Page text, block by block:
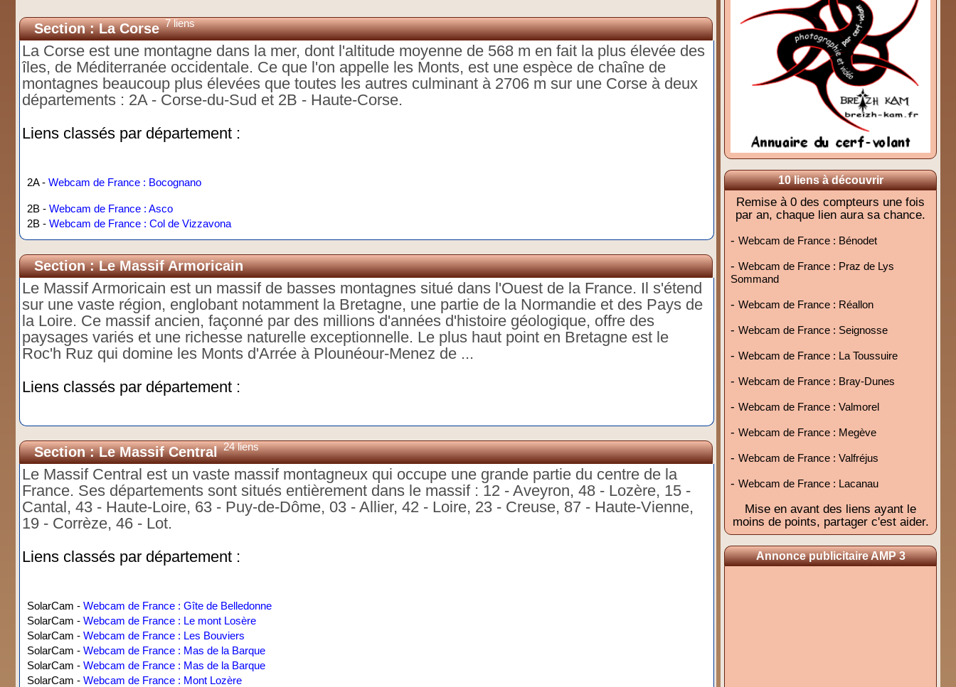
Section : La Corse 7 liens
La Corse est une montagne dans la mer, dont l'altitude moyenne de 568 m en fait la plus élevée des
îles, de Méditerranée occidentale. Ce que l'on appelle les Monts, est une espèce de chaîne de
montagnes beaucoup plus élevées que toutes les autres culminant à 2706 m sur une Corse à deux
départements : 2A - Corse-du-Sud et 2B - Haute-Corse.
Liens classés par département :
2A - Webcam de France : Bocognano
2B - Webcam de France : Asco
2B - Webcam de France : Col de Vizzavona
Section : Le Massif Armoricain
Le Massif Armoricain est un massif de basses montagnes situé dans l'Ouest de la France. Il s'étend
sur une vaste région, englobant notamment la Bretagne, une partie de la Normandie et des Pays de
la Loire. Ce massif ancien, façonné par des millions d'années d'histoire géologique, offre des
paysages variés et une richesse naturelle exceptionnelle. Le plus haut point en Bretagne est le
Roc'h Ruz qui domine les Monts d'Arrée à Plounéour-Menez de ...
Liens classés par département :
Section : Le Massif Central 24 liens
Le Massif Central est un vaste massif montagneux qui occupe une grande partie du centre de la
France. Ses départements sont situés entièrement dans le massif : 12 - Aveyron, 48 - Lozère, 15 -
Cantal, 43 - Haute-Loire, 63 - Puy-de-Dôme, 03 - Allier, 42 - Loire, 23 - Creuse, 87 - Haute-Vienne,
19 - Corrèze, 46 - Lot.
Liens classés par département :
SolarCam - Webcam de France : Gîte de Belledonne
SolarCam - Webcam de France : Le mont Losère
SolarCam - Webcam de France : Les Bouviers
SolarCam - Webcam de France : Mas de la Barque
SolarCam - Webcam de France : Mas de la Barque
SolarCam - Webcam de France : Mont Lozère
10 liens à découvrir
Remise à 0 des compteurs une fois
par an, chaque lien aura sa chance.
- Webcam de France : Bénodet
- Webcam de France : Praz de Lys
Sommand
- Webcam de France : Réallon
- Webcam de France : Seignosse
- Webcam de France : La Toussuire
- Webcam de France : Bray-Dunes
- Webcam de France : Valmorel
- Webcam de France : Megève
- Webcam de France : Valfréjus
- Webcam de France : Lacanau
Mise en avant des liens ayant le
moins de points, partager c'est aider.
Annonce publicitaire AMP 3